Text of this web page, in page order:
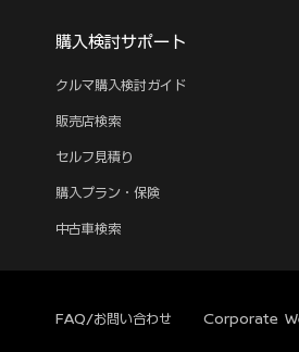
購入検討サポート
クルマ購入検討ガイド
販売店検索
セルフ見積り
購入プラン・保険
中古車検索
FAQ/お問い合わせ Corporate